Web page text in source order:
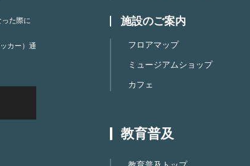
た際に
カー）通
施設のご案内
フロアマップ
ミュージアムショップ
カフェ
教育普及